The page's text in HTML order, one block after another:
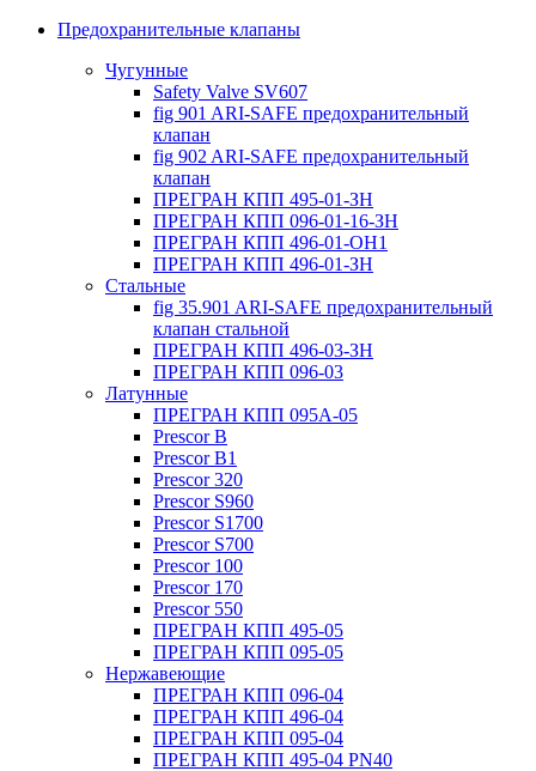
Предохранительные клапаны
Чугунные
Safety Valve SV607
fig 901 ARI-SAFE предохранительный
клапан
fig 902 ARI-SAFE предохранительный
клапан
ПРЕГРАН КПП 495-01-ЗН
ПРЕГРАН КПП 096-01-16-ЗН
ПРЕГРАН КПП 496-01-ОН1
ПРЕГРАН КПП 496-01-ЗН
Стальные
fig 35.901 ARI-SAFE предохранительный
клапан стальной
ПРЕГРАН КПП 496-03-ЗН
ПРЕГРАН КПП 096-03
Латунные
ПРЕГРАН КПП 095А-05
Prescor B
Prescor B1
Prescor 320
Prescor S960
Prescor S1700
Prescor S700
Prescor 100
Prescor 170
Prescor 550
ПРЕГРАН КПП 495-05
ПРЕГРАН КПП 095-05
Нержавеющие
ПРЕГРАН КПП 096-04
ПРЕГРАН КПП 496-04
ПРЕГРАН КПП 095-04
ПРЕГРАН КПП 495-04 PN40